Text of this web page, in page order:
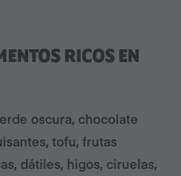
RICOS EN
oscura, chocolate
tofu, frutas
dátiles, higos, ciruelas,